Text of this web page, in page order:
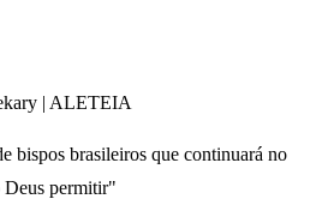
| ALETEIA
bispos brasileiros que continuará no
Deus permitir"